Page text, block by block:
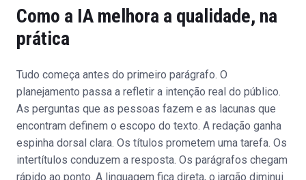
Como a IA melhora a qualidade, na
prática
Tudo começa antes do primeiro parágrafo. O
planejamento passa a refletir a intenção real do público.
As perguntas que as pessoas fazem e as lacunas que
encontram definem o escopo do texto. A redação ganha
espinha dorsal clara. Os títulos prometem uma tarefa. Os
intertítulos conduzem a resposta. Os parágrafos chegam
rápido ao ponto. A linguagem fica direta, o jargão diminui